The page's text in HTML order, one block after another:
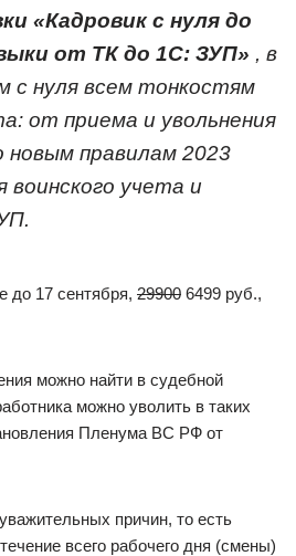
«Кадровик с нуля до
от ТК до 1С: ЗУП» , в
с нуля всем тонкостям
от приема и увольнения
новым правилам 2023
воинского учета и
до 17 сентября, 29900 6499 руб.,
можно найти в судебной
можно уволить в таких
Пленума ВС РФ от
причин, то есть
всего рабочего дня (смены)